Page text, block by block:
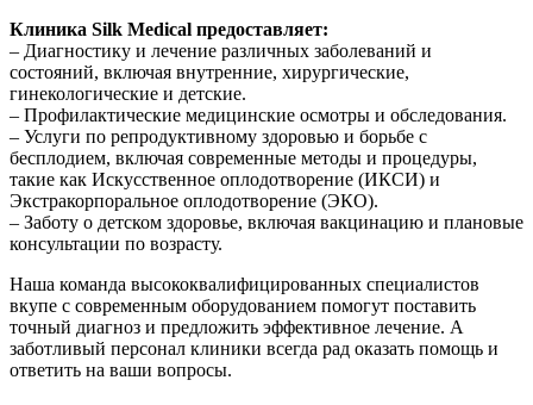
Клиника Silk Medical предоставляет:
– Диагностику и лечение различных заболеваний и
состояний, включая внутренние, хирургические,
гинекологические и детские.
– Профилактические медицинские осмотры и обследования.
– Услуги по репродуктивному здоровью и борьбе с
бесплодием, включая современные методы и процедуры,
такие как Искусственное оплодотворение (ИКСИ) и
Экстракорпоральное оплодотворение (ЭКО).
– Заботу о детском здоровье, включая вакцинацию и плановые
консультации по возрасту.
Наша команда высококвалифицированных специалистов
вкупе с современным оборудованием помогут поставить
точный диагноз и предложить эффективное лечение. А
заботливый персонал клиники всегда рад оказать помощь и
ответить на ваши вопросы.